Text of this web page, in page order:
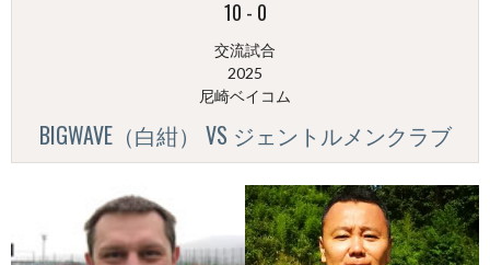
10 - 0
交流試合
2025
尼崎ベイコム
BIGWAVE（白紺） VS ジェントルメンクラブ